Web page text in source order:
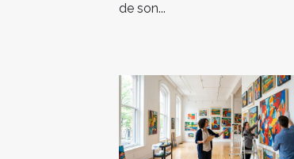
de son...